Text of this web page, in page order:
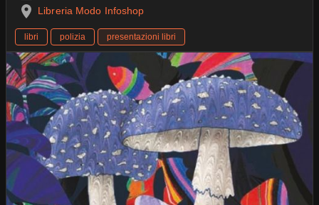
Libreria Modo Infoshop
libri polizia presentazioni libri